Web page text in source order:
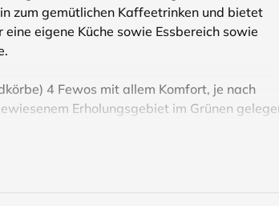
zum gemütlichen Kaffeetrinken und bietet
eigene Küche sowie Essbereich sowie
4 Fewos mit allem Komfort, je nach
Erholungsgebiet im Grünen